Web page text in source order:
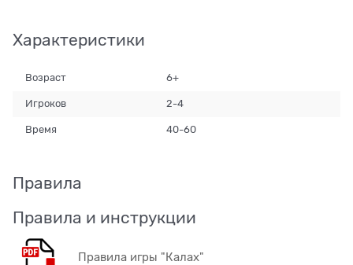
Характеристики
Возраст 6+
Игроков 2-4
Время 40-60
Правила
Правила и инструкции
Правила игры "Калах"